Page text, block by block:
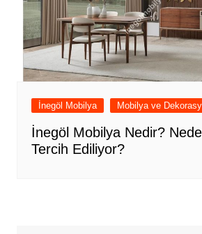
İnegöl Mobilya Mobilya ve
İnegöl Mobilya Nedir?
Tercih Ediliyor?